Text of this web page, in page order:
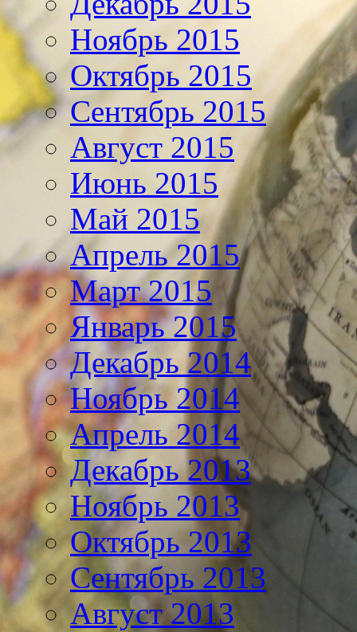
Ноябрь 2015
Октябрь 2015
Сентябрь 2015
Август 2015
Июнь 2015
Май 2015
Апрель 2015
Март 2015
Январь 2015
Декабрь 2014
Ноябрь 2014
Апрель 2014
Декабрь 2013
Ноябрь 2013
Октябрь 2013
Сентябрь 2013
Август 2013